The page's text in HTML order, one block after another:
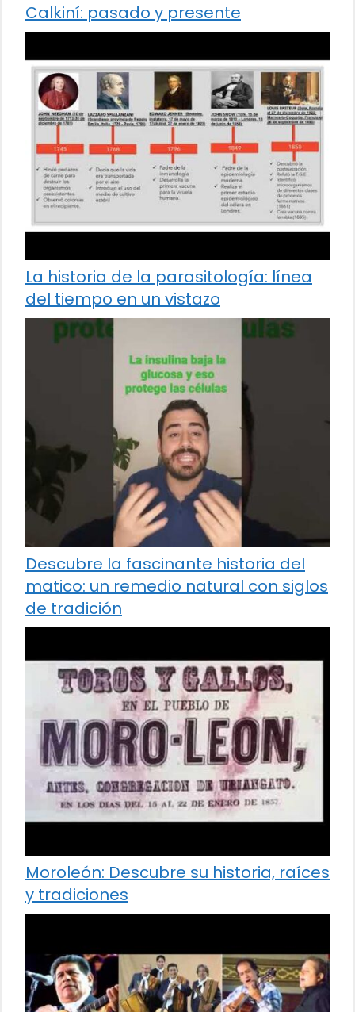
Calkiní: pasado y presente
La historia de la parasitología: línea
del tiempo en un vistazo
Descubre la fascinante historia del
matico: un remedio natural con siglos
de tradición
Moroleón: Descubre su historia, raíces
y tradiciones